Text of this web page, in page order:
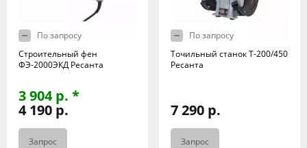
По запросу
Строительный фен
ФЭ-2000ЭКД Ресанта
3 904 р. *
4 190 р.
Запрос
По запросу
Точильный станок Т-200/450
Ресанта
7 290 р.
Запрос